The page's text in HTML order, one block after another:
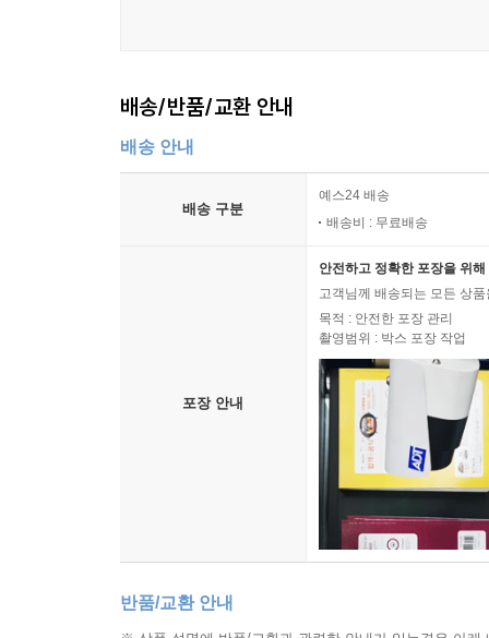
배송/반품/교환 안내
배송 안내
배송 구분
예스24 배송
배송비 : 무료배송
포장 안내
안전하고 정확한 포장을 위
고객님께 배송되는 모든 상
목적 : 안전한 포장 관리
촬영범위 : 박스 포장 작업
반품/교환 안내